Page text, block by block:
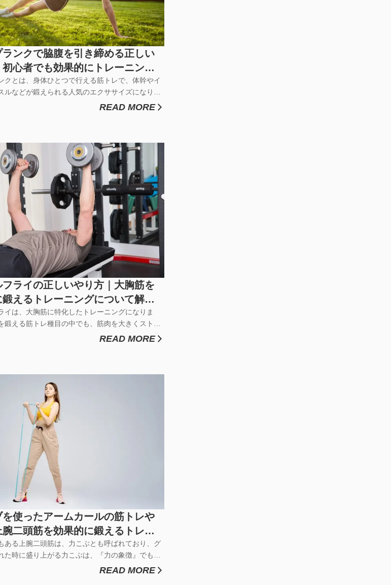
ンクで脇腹を引き締める正しい
心者でも効果的にトレーニング
筋トレ解説
クとは、身体ひとつで行える筋トレで、体幹やイ
ルなどが鍛えられる人気のエクササイズになりま
イテムを用意する必要がなく、一人分のスペース
READ MORE
フライの正しいやり方｜大胸筋を
えるトレーニングについて解説
イは、大胸筋に特化したトレーニングになりま
鍛える筋トレ種目の中でも、筋肉を大きくストレ
で、少ない負荷で大きな刺激を与えられる人気の
READ MORE
を使ったアームカールの筋トレや
腕二頭筋を効果的に鍛えるトレー
目の解説
ある上腕二頭筋は、力こぶとも呼ばれており、グ
た時に盛り上がる力こぶは、『力の象徴』でもあ
トレーニングチューブを使用したチューブカール
READ MORE